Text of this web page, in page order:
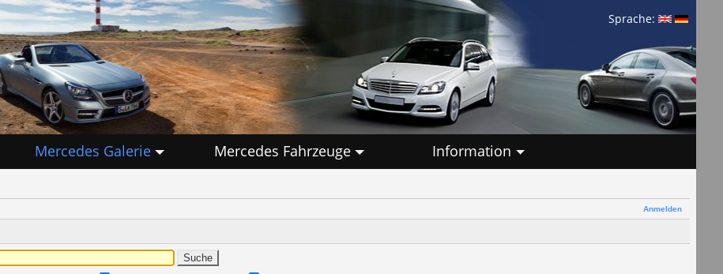
Sprache:
Mercedes Galerie Mercedes Fahrzeuge Information
Anmelden